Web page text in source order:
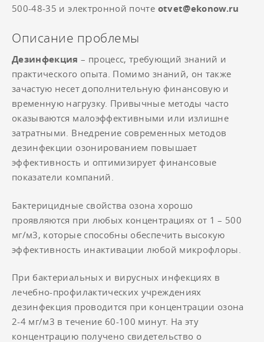
500-48-35 и электронной почте otvet@ekonow.ru
Описание проблемы
Дезинфекция – процесс, требующий знаний и
практического опыта. Помимо знаний, он также
зачастую несет дополнительную финансовую и
временную нагрузку. Привычные методы часто
оказываются малоэффективными или излишне
затратными. Внедрение современных методов
дезинфекции озонированием повышает
эффективность и оптимизирует финансовые
показатели компаний.
Бактерицидные свойства озона хорошо
проявляются при любых концентрациях от 1 – 500
мг/м3, которые способны обеспечить высокую
эффективность инактивации любой микрофлоры.
При бактериальных и вирусных инфекциях в
лечебно-профилактических учреждениях
дезинфекция проводится при концентрации озона
2-4 мг/м3 в течение 60-100 минут. На эту
концентрацию получено свидетельство о